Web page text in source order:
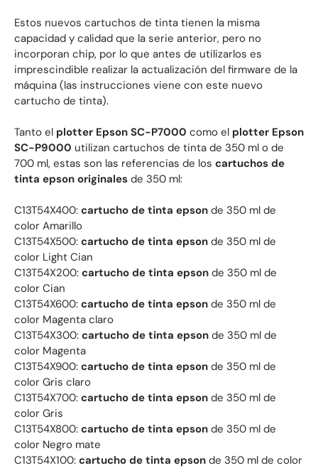
Estos nuevos cartuchos de tinta tienen la misma
capacidad y calidad que la serie anterior, pero no
incorporan chip, por lo que antes de utilizarlos es
imprescindible realizar la actualización del firmware de la
máquina (las instrucciones viene con este nuevo
cartucho de tinta).
Tanto el plotter Epson SC-P7000 como el plotter Epson
SC-P9000 utilizan cartuchos de tinta de 350 ml o de
700 ml, estas son las referencias de los cartuchos de
tinta epson originales de 350 ml:
C13T54X400: cartucho de tinta epson de 350 ml de
color Amarillo
C13T54X500: cartucho de tinta epson de 350 ml de
color Light Cian
C13T54X200: cartucho de tinta epson de 350 ml de
color Cian
C13T54X600: cartucho de tinta epson de 350 ml de
color Magenta claro
C13T54X300: cartucho de tinta epson de 350 ml de
color Magenta
C13T54X900: cartucho de tinta epson de 350 ml de
color Gris claro
C13T54X700: cartucho de tinta epson de 350 ml de
color Gris
C13T54X800: cartucho de tinta epson de 350 ml de
color Negro mate
C13T54X100: cartucho de tinta epson de 350 ml de color